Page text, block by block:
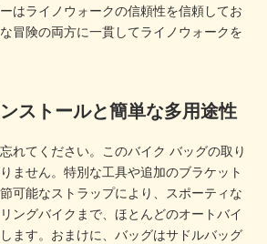
はライノウォークの信頼性を信頼してお
冒険の両方に一貫してライノウォークを
ストールと簡単な多用途性
れてください。このバイク バッグの取り
ません。特別な工具や追加のブラケット
可能なストラップにより、スポーティな
ングバイクまで、ほとんどのオートバイ
ます。おまけに、バッグはサドルバッグ